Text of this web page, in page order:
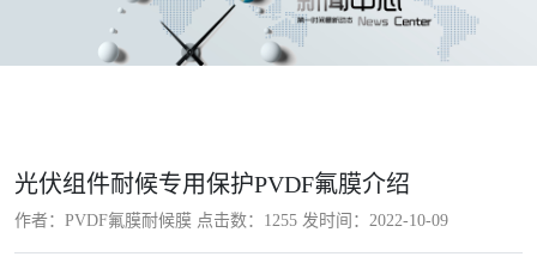
光伏组件耐候专用保护PVDF氟膜介绍
作者：PVDF氟膜耐候膜 点击数： 1255 发时间：2022-10-09